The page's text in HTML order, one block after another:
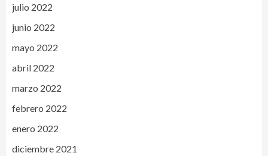
julio 2022
junio 2022
mayo 2022
abril 2022
marzo 2022
febrero 2022
enero 2022
diciembre 2021